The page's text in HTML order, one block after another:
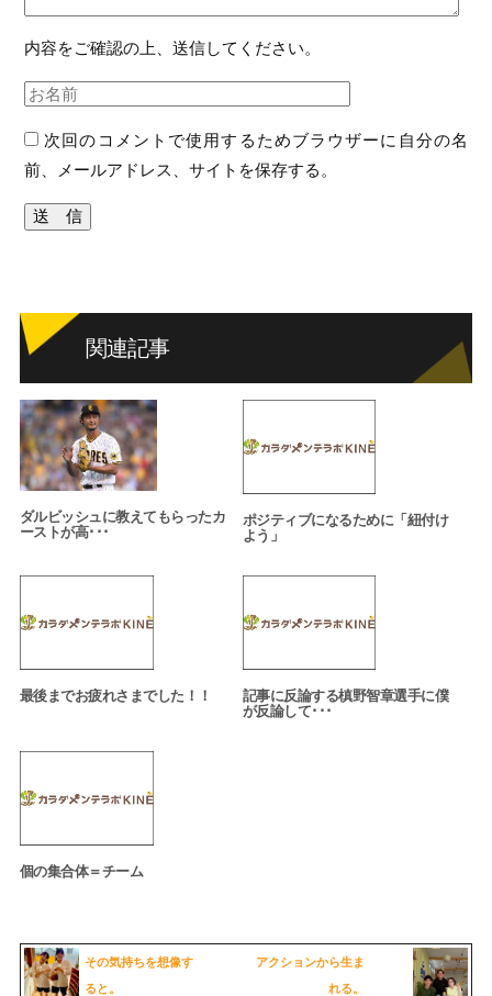
内容をご確認の上、送信してください。
次回のコメントで使用するためブラウザーに自分の名
前、メールアドレス、サイトを保存する。
関連記事
ダルビッシュに教えてもらったカ
ーストが高･･･
ポジティブになるために「紐付け
よう」
最後までお疲れさまでした！！
記事に反論する槙野智章選手に僕
が反論して･･･
個の集合体＝チーム
その気持ちを想像す
ると。
アクションから生ま
れる。